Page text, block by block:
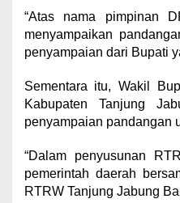
“Atas nama pimpinan
menyampaikan
penyampaian dari Bupati
Sementara itu, Wakil
Kabupaten Tanjung
penyampaian pandangan
“Dalam penyusunan
pemerintah daerah
RTRW Tanjung Jabung